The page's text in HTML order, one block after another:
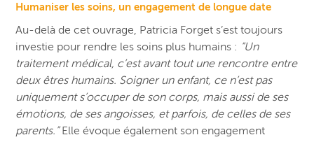
Humaniser les soins, un engagement de longue date
Au-delà de cet ouvrage, Patricia Forget s’est toujours
investie pour rendre les soins plus humains : “Un
traitement médical, c’est avant tout une rencontre entre
deux êtres humains. Soigner un enfant, ce n’est pas
uniquement s’occuper de son corps, mais aussi de ses
émotions, de ses angoisses, et parfois, de celles de ses
parents.” Elle évoque également son engagement